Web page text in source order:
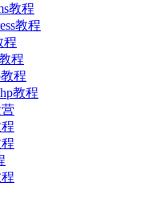
教程
教程
程
程
程
教程